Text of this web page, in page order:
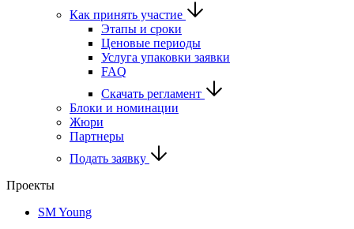
Как принять участие
Этапы и сроки
Ценовые периоды
Услуга упаковки заявки
FAQ
Скачать регламент
Блоки и номинации
Жюри
Партнеры
Подать заявку
Проекты
SM Young